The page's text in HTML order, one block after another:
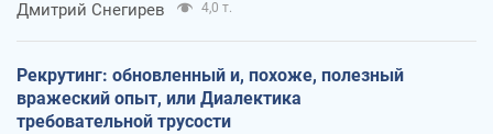
Дмитрий Снегирев 4,0 т.
Рекрутинг: обновленный и, похоже, полезный
вражеский опыт, или Диалектика
требовательной трусости